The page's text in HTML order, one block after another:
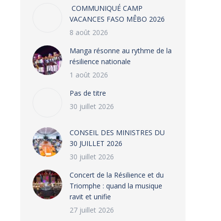
COMMUNIQUÉ CAMP
VACANCES FASO MÊBO 2026
8 août 2026
Manga résonne au rythme de la
résilience nationale
1 août 2026
Pas de titre
30 juillet 2026
CONSEIL DES MINISTRES DU
30 JUILLET 2026
30 juillet 2026
‎​Concert de la Résilience et du
Triomphe : quand la musique
ravit et unifie
27 juillet 2026